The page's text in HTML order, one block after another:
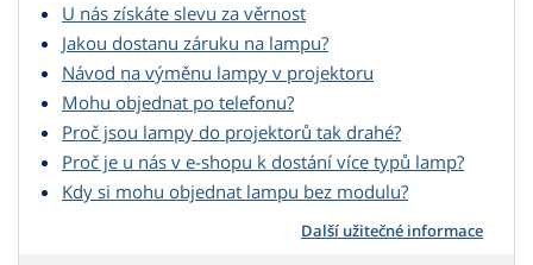
U nás získáte slevu za věrnost
Jakou dostanu záruku na lampu?
Návod na výměnu lampy v projektoru
Mohu objednat po telefonu?
Proč jsou lampy do projektorů tak drahé?
Proč je u nás v e-shopu k dostání více typů lamp?
Kdy si mohu objednat lampu bez modulu?
Další užitečné informace